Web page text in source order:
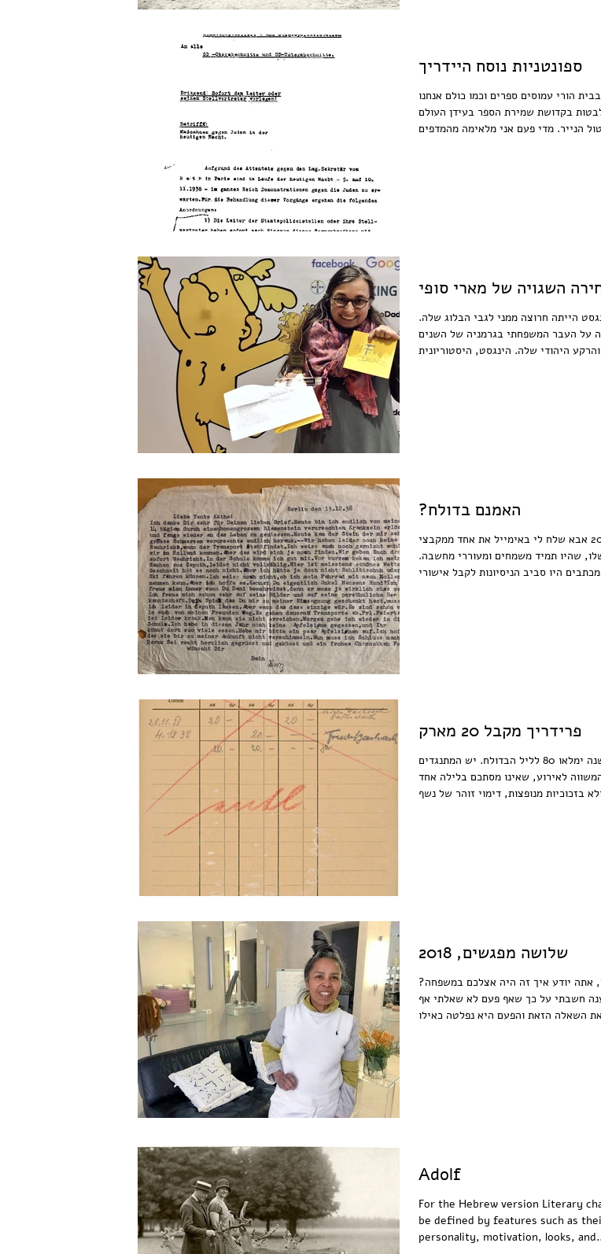
ספונטניות נוסח היידריך
הורי עמוסים ספרים וכמו כולם אנחנו
בקדושת שמירת הספר בעידן העולם
השגויה של מארי סופי
הייתה חרוצה ממני לגבי הבלוג שלה.
על העבר המשפחתי בגרמניה של השנים
?האמנם בדולח
בסוף מרץ 2017 אבא שלח לי באימייל את אחד ממקבצי
שהיו תמיד משמחים ומעוררי מחשבה.
פרידריך מקבל 20 מארק
בנובמבר השנה ימלאו 80 לליל הבדולח. יש המתנגדים
לאירוע, שאינו מסתכם בלילה אחד
שלושה מפגשים, 2018
2018 אז, אתה יודע איך זה היה אצלכם במשפחה?
חשבתי על כך שאף פעם לא שאלתי אף
Adolf
For the Hebrew version Literary
be defined by features such as
personality, motivation, looks, and